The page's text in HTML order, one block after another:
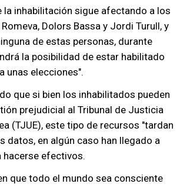
la inhabilitación sigue afectando a los
Dolors Bassa y Jordi Turull, y
de estas personas, durante
la posibilidad de estar habilitado
unas elecciones".
que si bien los inhabilitados pueden
prejudicial al Tribunal de Justicia
(TJUE), este tipo de recursos "tardan
datos, en algún caso han llegado a
hacerse efectivos.
que todo el mundo sea consciente